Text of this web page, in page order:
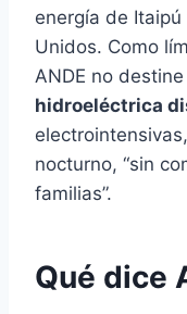
energía de
Unidos. Como
ANDE no
hidroeléctrica
nocturno, “sin
familias”.
Qué dice